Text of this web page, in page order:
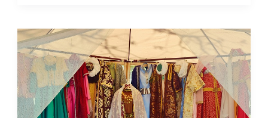
Газеты
«Переводчик-
Терджиман».